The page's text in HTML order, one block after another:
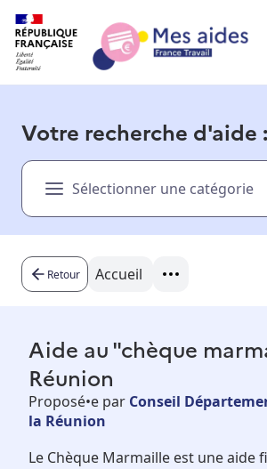
Présentation vidéo
Besoin d'aide ?
Votre recherche d'aide :
Sélectionner une catégorie
Retour Accueil
Aide au "chèque
Réunion
Proposé•e par Conseil
la Réunion
Le Chèque Marmaille est une aide